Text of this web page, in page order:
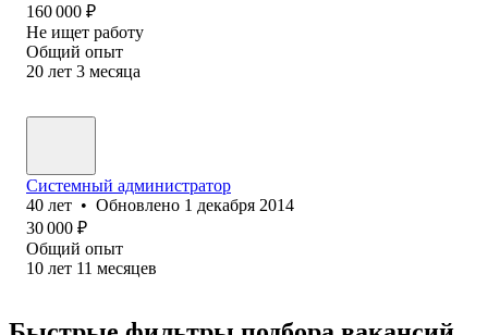
160 000 ₽
Не ищет работу
Общий опыт
20 лет 3 месяца
Системный администратор
40 лет • Обновлено 1 декабря 2014
30 000 ₽
Общий опыт
10 лет 11 месяцев